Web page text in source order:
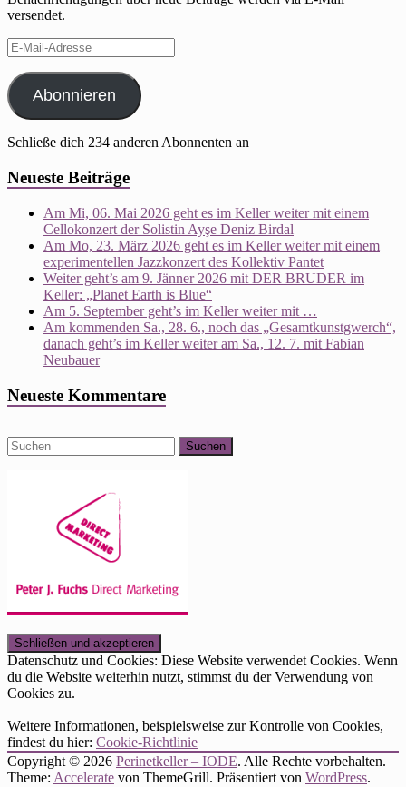
versendet.
E-
Mail-
Adresse
Abonnieren
Schließe dich 234 anderen Abonnenten an
Neueste Beiträge
Am Mi, 06. Mai 2026 geht es im Keller weiter mit einem
Cellokonzert der Solistin Ayşe Deniz Birdal
Am Mo, 23. März 2026 geht es im Keller weiter mit einem
experimentellen Jazzkonzert des Kollektiv Pantet
Weiter geht’s am 9. Jänner 2026 mit DER BRUDER im
Keller: „Planet Earth is Blue“
Am 5. September geht’s im Keller weiter mit …
Am kommenden Sa., 28. 6., noch das „Gesamtkunstgwerch“,
danach geht’s im Keller weiter am Sa., 12. 7. mit Fabian
Neubauer
Neueste Kommentare
Datenschutz und Cookies: Diese Website verwendet Cookies. Wenn
du die Website weiterhin nutzt, stimmst du der Verwendung von
Cookies zu.
Weitere Informationen, beispielsweise zur Kontrolle von Cookies,
findest du hier: Cookie-Richtlinie
Copyright © 2026 Perinetkeller – IODE. Alle Rechte vorbehalten.
Theme: Accelerate von ThemeGrill. Präsentiert von WordPress.